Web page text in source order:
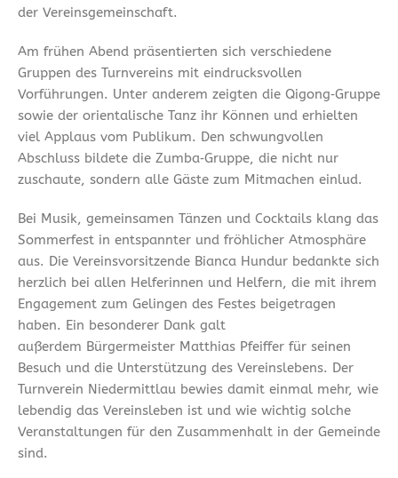
der Vereinsgemeinschaft.
Am frühen Abend präsentierten sich verschiedene
Gruppen des Turnvereins mit eindrucksvollen
Vorführungen. Unter anderem zeigten die Qigong‑Gruppe
sowie der orientalische Tanz ihr Können und erhielten
viel Applaus vom Publikum. Den schwungvollen
Abschluss bildete die Zumba‑Gruppe, die nicht nur
zuschaute, sondern alle Gäste zum Mitmachen einlud.
Bei Musik, gemeinsamen Tänzen und Cocktails klang das
Sommerfest in entspannter und fröhlicher Atmosphäre
aus. Die Vereinsvorsitzende Bianca Hundur bedankte sich
herzlich bei allen Helferinnen und Helfern, die mit ihrem
Engagement zum Gelingen des Festes beigetragen
haben. Ein besonderer Dank galt
außerdem Bürgermeister Matthias Pfeiffer für seinen
Besuch und die Unterstützung des Vereinslebens. Der
Turnverein Niedermittlau bewies damit einmal mehr, wie
lebendig das Vereinsleben ist und wie wichtig solche
Veranstaltungen für den Zusammenhalt in der Gemeinde
sind.